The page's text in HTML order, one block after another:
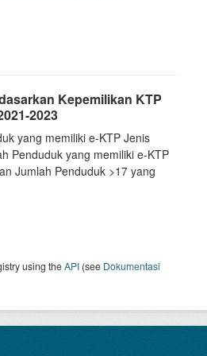
Kepemilikan KTP
2023
yang memiliki e-KTP Jenis
Penduduk yang memiliki e-KTP
Jumlah Penduduk >17 yang
using theAPI (see Dokumentasi